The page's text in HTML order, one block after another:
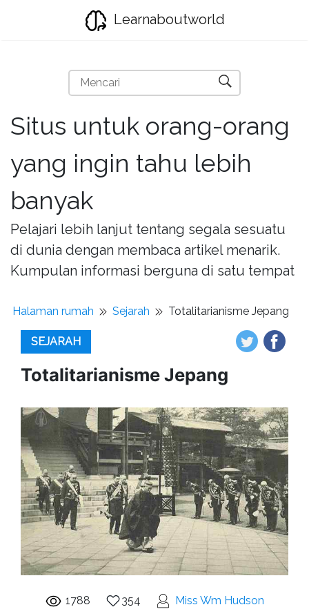
Learnaboutworld
Situs untuk orang-orang
yang ingin tahu lebih
banyak
Pelajari lebih lanjut tentang segala sesuatu
di dunia dengan membaca artikel menarik.
Kumpulan informasi berguna di satu tempat
Halaman rumah Sejarah Totalitarianisme Jepang
SEJARAH
Totalitarianisme Jepang
1788 354 Miss Wm Hudson